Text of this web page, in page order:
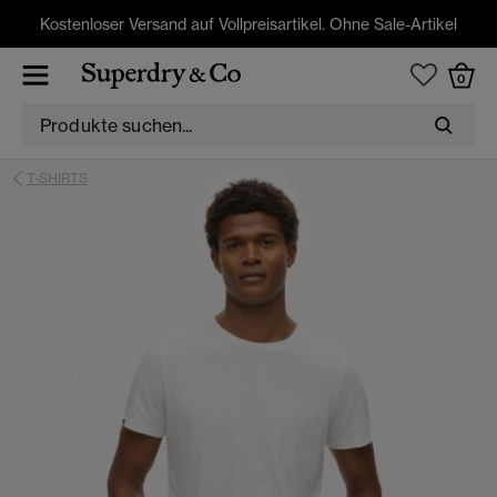
Kostenloser Versand auf Vollpreisartikel. Ohne Sale-Artikel
0
T-SHIRTS